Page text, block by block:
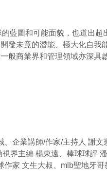
藍圖和可能面貌，也道出
發未竟的潛能、極大化自
般商業界和管理領域亦深具
、企業講師/作家/主持人 謝文
視界主編 楊東遠、棒球球評
作家 文生大叔、 mlb聖地牙哥